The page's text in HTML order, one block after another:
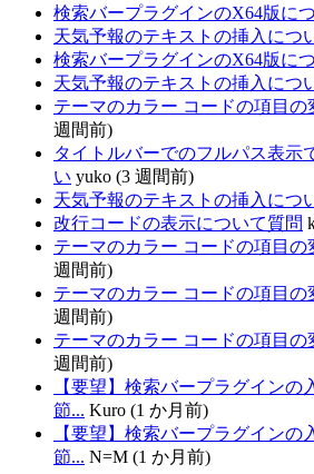
検索バープラグインのX64版に
天気予報のテキストの挿入につ
検索バープラグインのX64版に
天気予報のテキストの挿入につ
テーマのカラー コードの項目の
週間前)
タイトルバーでのフルパス表示
い yuko (3 週間前)
天気予報のテキストの挿入につ
改行コードの表示について質問
テーマのカラー コードの項目の
週間前)
テーマのカラー コードの項目の
週間前)
テーマのカラー コードの項目の
週間前)
【要望】検索バープラグインの
節... Kuro (1 か月前)
【要望】検索バープラグインの
節... N=M (1 か月前)